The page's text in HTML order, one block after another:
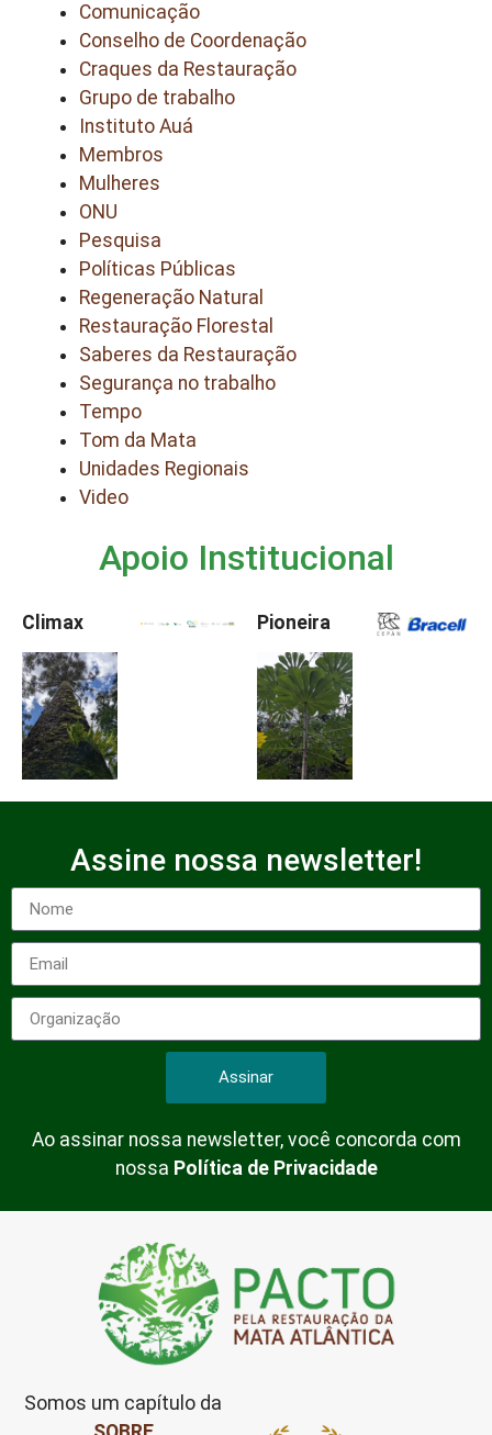
Comunicação
Conselho de Coordenação
Craques da Restauração
Grupo de trabalho
Instituto Auá
Membros
Mulheres
ONU
Pesquisa
Políticas Públicas
Regeneração Natural
Restauração Florestal
Saberes da Restauração
Segurança no trabalho
Tempo
Tom da Mata
Unidades Regionais
Video
Apoio Institucional
Climax Pioneira
Assine nossa newsletter!
Assinar
Ao assinar nossa newsletter, você concorda com
nossa Política de Privacidade
Somos um capítulo da